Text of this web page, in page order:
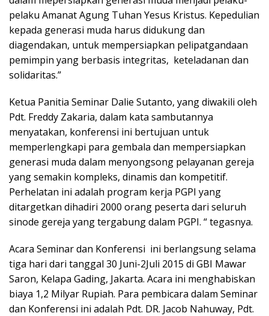
pelaku Amanat Agung Tuhan Yesus Kristus. Kepedulian
kepada generasi muda harus didukung dan
diagendakan, untuk mempersiapkan pelipatgandaan
pemimpin yang berbasis integritas, keteladanan dan
solidaritas.”
Ketua Panitia Seminar Dalie Sutanto, yang diwakili oleh
Pdt. Freddy Zakaria, dalam kata sambutannya
menyatakan, konferensi ini bertujuan untuk
memperlengkapi para gembala dan mempersiapkan
generasi muda dalam menyongsong pelayanan gereja
yang semakin kompleks, dinamis dan kompetitif.
Perhelatan ini adalah program kerja PGPI yang
ditargetkan dihadiri 2000 orang peserta dari seluruh
sinode gereja yang tergabung dalam PGPI. “ tegasnya.
Acara Seminar dan Konferensi ini berlangsung selama
tiga hari dari tanggal 30 Juni-2Juli 2015 di GBI Mawar
Saron, Kelapa Gading, Jakarta. Acara ini menghabiskan
biaya 1,2 Milyar Rupiah. Para pembicara dalam Seminar
dan Konferensi ini adalah Pdt. DR. Jacob Nahuway, Pdt.